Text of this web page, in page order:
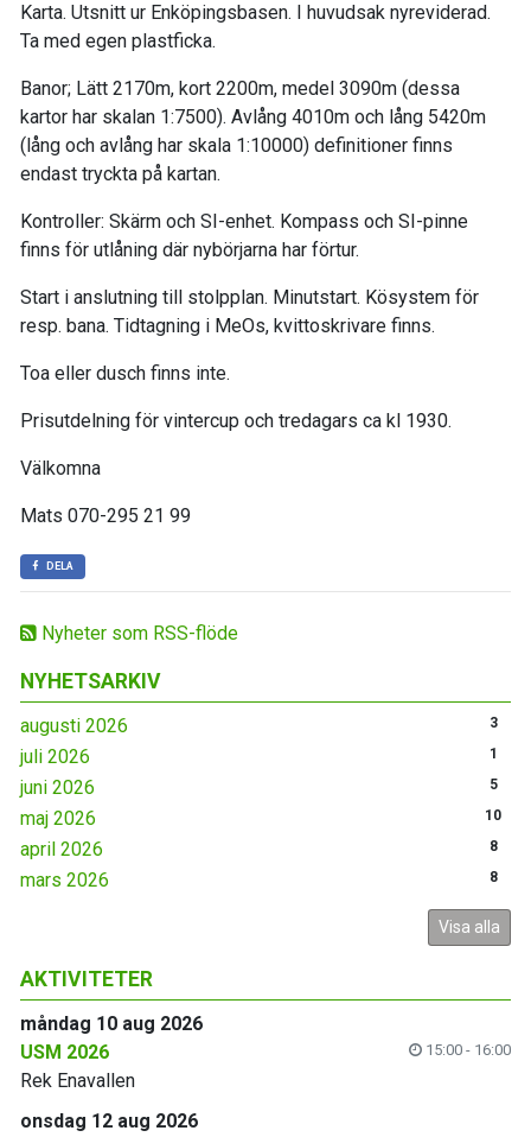
Nyheter som RSS-flöde
NYHETSARKIV
augusti 2026 3
juli 2026 1
juni 2026 5
maj 2026 10
april 2026 8
mars 2026 8
Visa alla
AKTIVITETER
måndag 10 aug 2026
USM 2026
15:00 - 16:00
Rek Enavallen
onsdag 12 aug 2026
Karta. Utsnitt ur Enköpingsbasen. I huvudsak nyreviderad.
Ta med egen plastficka.
Banor; Lätt 2170m, kort 2200m, medel 3090m (dessa
kartor har skalan 1:7500). Avlång 4010m och lång 5420m
(lång och avlång har skala 1:10000) definitioner finns
endast tryckta på kartan.
Kontroller: Skärm och SI-enhet. Kompass och SI-pinne
finns för utlåning där nybörjarna har förtur.
Start i anslutning till stolpplan. Minutstart. Kösystem för
resp. bana. Tidtagning i MeOs, kvittoskrivare finns.
Toa eller dusch finns inte.
Prisutdelning för vintercup och tredagars ca kl 1930.
Välkomna
Mats 070-295 21 99
DELA